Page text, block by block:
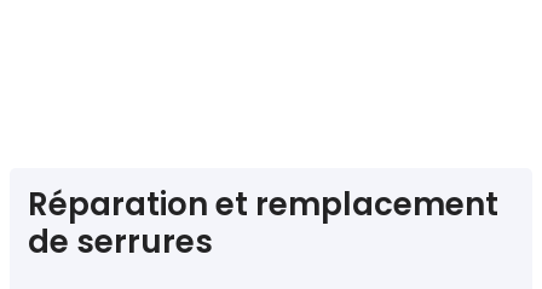
Réparation et remplacement
de serrures